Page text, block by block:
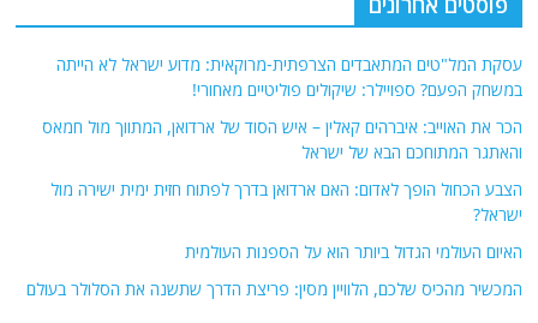
עסקת המל"טים המתאבדים הצרפתית-מרוקאית: מדוע ישראל לא הייתה
במשחק הפעם? ספויילר: שיקולים פוליטיים מאחורי!
הכר את האוייב: איברהים קאלין – איש הסוד של ארדואן, המתווך מול חמאס
והאתגר המתוחכם הבא של ישראל
הצבע הכחול הופך לאדום: האם ארדואן בדרך לפתוח חזית ימית ישירה מול
ישראל?
האיום העולמי הגדול ביותר הוא על הספנות העולמית
המכשיר מהכיס שלכם, הלוויין מסין: פריצת הדרך שתשנה את הסלולר בעולם